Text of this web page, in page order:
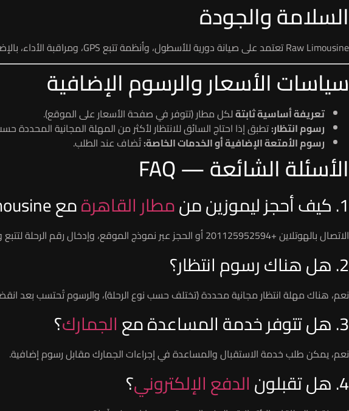
السلامة والجودة
Raw Limousine تعتمد على صيانة دورية للأسطول، وأنظمة تتبع GPS، ومراقبة الأداء، بالإضافة لتدريبات دورية للسائقين على الإجراءات الأمنية والتعامل الاحترافي مع العملاء.
سياسات الأسعار والرسوم الإضافية
تعريفة أساسية ثابتةلكل مطار (تتوفر في صفحة الأسعار على الموقع).
رسوم انتظار:تطبق إذا احتاج السائق للانتظار لأكثر من المهلة المجانية المحددة
رسوم الأمتعة الإضافية أو الخدمات الخاصة:تُضاف عند الطلب.
الأسئلة الشائعة — FAQ
1. كيف أحجز ليموزين من مطار القاهرةمع Raw Limousine؟
الاتصال بالهوتلاين +201125952594 أو الحجز عبر نموذج الموقع، وإدخال رقم الرحلة لتتبع وقت الوصول تلقائياً.
2. هل هناك رسوم انتظار؟
نعم، هناك مهلة انتظار مجانية محددة (تختلف حسب نوع الرحلة)، والرسوم تُحتسب بعد
3. هل تتوفر خدمة المساعدة مع الجمارك؟
نعم، يمكن طلب خدمة الاستقبال والمساعدة في إجراءات الجمارك مقابل رسوم إضافية.
4. هل تقبلون الدفع الإلكتروني؟